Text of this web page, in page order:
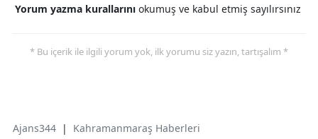
Yorum yazma kurallarını okumuş ve kabul etmiş sayılırsınız
* Bu içerik ile ilgili yorum yok, ilk yorumu siz yazın, tartışalım *
Ajans344 | Kahramanmaraş Haberleri